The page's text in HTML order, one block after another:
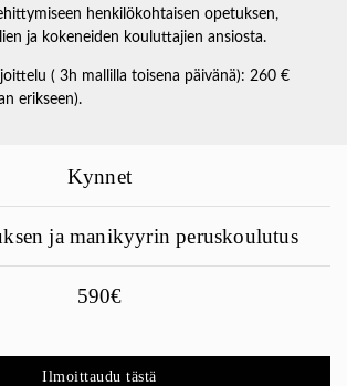
henkilökohtaisen opetuksen,
ja kokeneiden kouluttajien ansiosta.
( 3h mallilla toisena päivänä): 260 €
erikseen).
Kynnet
ja manikyyrin peruskoulutus
590€
Ilmoittaudu tästä